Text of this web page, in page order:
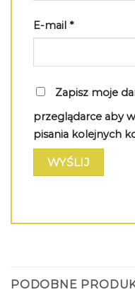
E-mail *
Zapisz moje
przeglądarce aby
pisania kolejnych
PODOBNE